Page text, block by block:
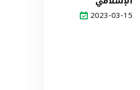
الشيعي الأعلى
2023-03-15